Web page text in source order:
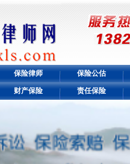
保险律师 保险公估
财产保险 责任保险